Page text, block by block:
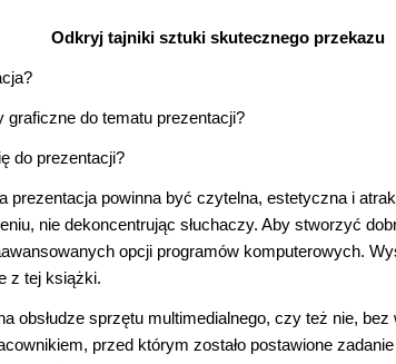
Odkryj tajniki sztuki skutecznego przekazu
do tematu prezentacji?
do prezentacji?
prezentacja powinna być czytelna, estetyczna i
nie dekoncentrując słuchaczy. Aby stworzyć
opcji programów komputerowych.
z tej książki.
obsłudze sprzętu multimedialnego, czy też nie,
przed którym zostało postawione